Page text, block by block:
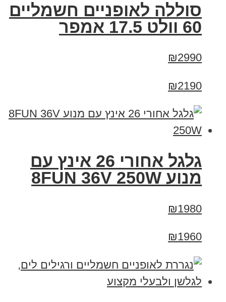
סוללה לאופניים חשמליים
60 וולט 17.5 אמפר
₪2990
₪2190
גלגל אחורי 26 אינץ עם
מנוע 8FUN 36V 250W
₪1980
₪1960